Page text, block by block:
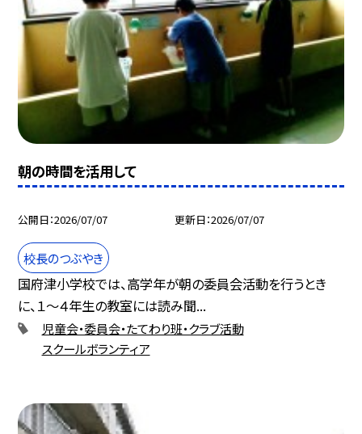
朝の時間を活用して
公開日 2026/07/07 更新日 2026/07/07
校長のつぶやき
国府津小学校では、高学年が朝の委員会活動を行うとき
に、１〜４年生の教室には読み聞...
児童会・委員会・たてわり班・クラブ活動
スクールボランティア